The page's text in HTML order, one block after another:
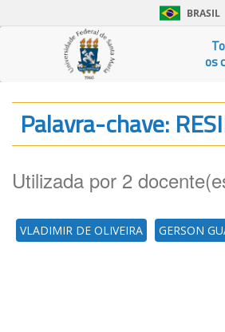
BRASIL
os
Palavra-chave:
Utilizada por 2
VLADIMIR DE OLIVEIRA GERSON